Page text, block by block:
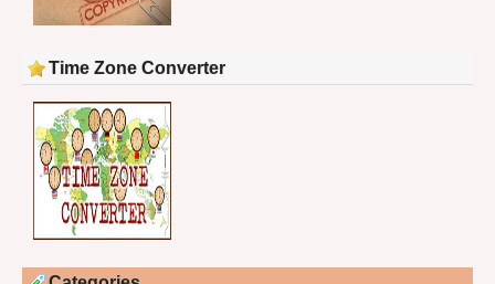
Time Zone Converter